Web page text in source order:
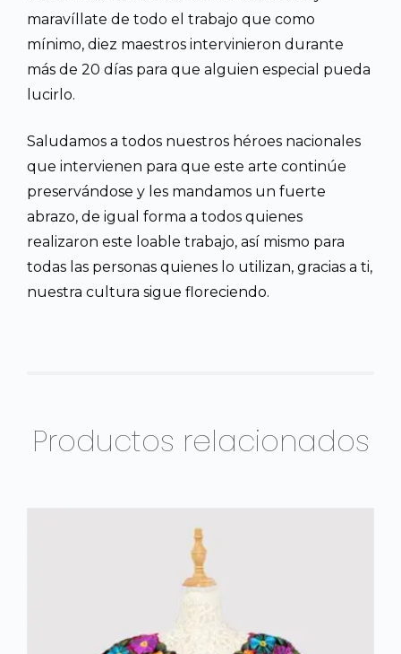
maravíllate de todo el trabajo que como
mínimo, diez maestros intervinieron durante
más de 20 días para que alguien especial pueda
lucirlo.
Saludamos a todos nuestros héroes nacionales
que intervienen para que este arte continúe
preservándose y les mandamos un fuerte
abrazo, de igual forma a todos quienes
realizaron este loable trabajo, así mismo para
todas las personas quienes lo utilizan, gracias a ti,
nuestra cultura sigue floreciendo.
Productos relacionados